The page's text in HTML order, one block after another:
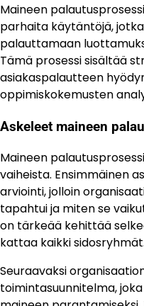
Maineen
parhaita käytäntöjä,
palauttamaan
Tämä prosessi sisältää
asiakaspalautteen
oppimiskokemusten
Askeleet maineen
Maineen
vaiheista. Ensimmäinen
arviointi, jolloin
tapahtui ja miten se
on tärkeää kehittää
kattaa kaikki sidosryhmät.
Seuraavaksi
toimintasuunnitelma,